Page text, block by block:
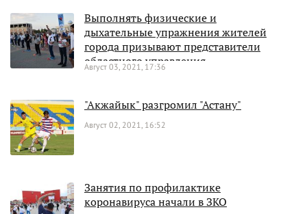
Выполнять физические и
дыхательные упражнения жителей
города призывают представители
областного управления
здравоохранения
Август 03, 2021, 17:36
"Акжайык" разгромил "Астану"
Август 02, 2021, 16:52
Занятия по профилактике
коронавируса начали в ЗКО